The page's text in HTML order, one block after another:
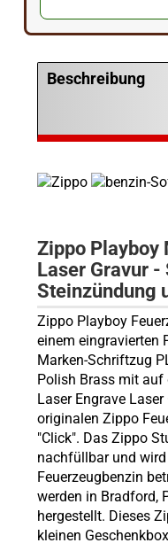
Beschreibung
Zippo
Laser Gravur
Steinzündung
Zippo Playboy
einem eingravierten
Marken-Schriftzug
Polish Brass mit auf
Laser Engrave
originalen Zippo
"Click". Das Zippo
nachfüllbar und
Feuerzeugbenzin
werden in Bradford,
hergestellt. Dieses
kleinen